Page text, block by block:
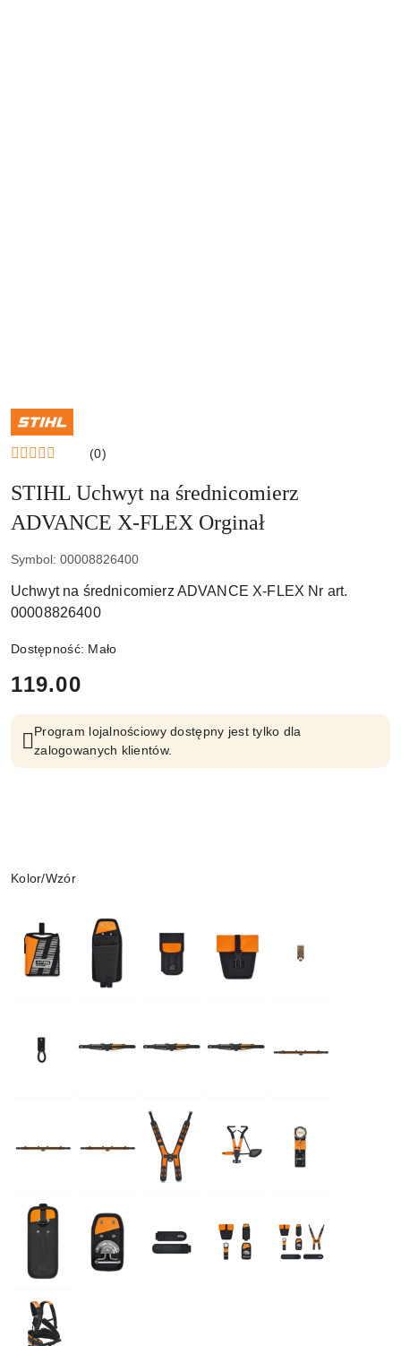
NAZWA
PRODUCENTA:
STIHL
(0)
STIHL Uchwyt na średnicomierz
ADVANCE X-FLEX Orginał
Symbol: 00008826400
Uchwyt na średnicomierz ADVANCE X-FLEX Nr art.
00008826400
Dostępność: Mało
cena:
119.00
Program lojalnościowy dostępny jest tylko dla
zalogowanych klientów.
Wariant
Kolor/Wzór